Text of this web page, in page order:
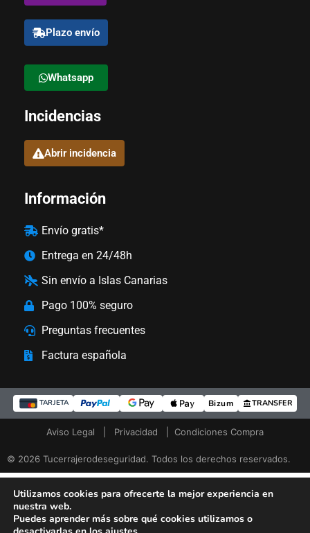
Plazo envío
Whatsapp
Incidencias
Abrir incidencia
Información
Envío gratis*
Entrega en 24/48h
Sin envío a Islas Canarias
Pago 100% seguro
Preguntas frecuentes
Factura española
TARJETA Bizum TRANSFER
Aviso Legal Privacidad Condiciones Compra
© 2026 Tucerrajerodeseguridad. Todos los derechos reservados.
Utilizamos cookies para ofrecerte la mejor experiencia en
nuestra web.
Puedes aprender más sobre qué cookies utilizamos o